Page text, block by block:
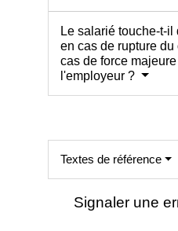
Le salarié touche-t-
en cas de rupture du
cas de force
l'employeur ?
Textes de référence
Signaler une